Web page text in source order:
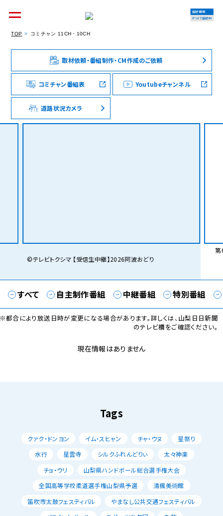
個人のお客様 集合住宅オーナーの方
法人のお客様 料金シミュレーション
接続情報
IPv4で接続中
TOP コミチャン 11CH・10CH
取材依頼・番組制作・CM作成のご依頼
コミチャン番組表 Youtubeチャンネル
道路状況カメラ
©テレビトクシマ 【受信生中継】2026阿波おどり
第
すべて 自主制作番組 中継番組 特別番組
都合により放送日時が変更になる場合があります。詳しくは、山梨日日新聞
のテレビ欄をご確認ください。
現在情報はありません
Tags
クァク・ドンヨン イム・スヒャン チャ・ウヌ
星祭り
水行
星雲寺 シルクふれんどりぃ
太々神楽
チョ・ウリ
山梨県ハンドボール総合選手権大会
全国高等学校柔道選手権山梨県予選
清楓美術館
笛吹市太鼓フェスティバル
やまなし公共交通フェスティバル